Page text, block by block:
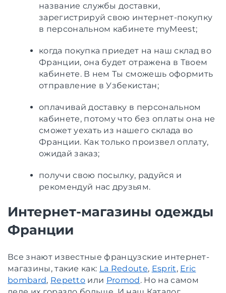
название службы доставки,
зарегистрируй свою интернет-покупку
в персональном кабинете myMeest;
когда покупка приедет на наш склад во
Франции, она будет отражена в Твоем
кабинете. В нем Ты сможешь оформить
отправление в Узбекистан;
оплачивай доставку в персональном
кабинете, потому что без оплаты она не
сможет уехать из нашего склада во
Франции. Как только произвел оплату,
ожидай заказ;
получи свою посылку, радуйся и
рекомендуй нас друзьям.
Интернет-магазины одежды
Франции
Все знают известные французские интернет-
магазины, такие как: La Redoute, Esprit, Eric
bombard, Repetto или Promod. Но на самом